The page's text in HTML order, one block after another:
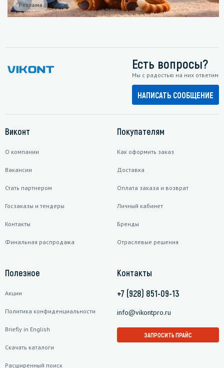
Реклама
Есть вопросы?
Мы с радостью на них ответим
НАПИСАТЬ СООБЩЕНИЕ
Виконт
О компании
Вакансии
Стать партнером
Госзаказы и тендеры
Контакты
Финальная распродажа
Покупателям
Как оформить заказ
Доставка
Оплата заказа и возврат
Личный кабинет
Бренды
Отраслевые решения
Полезное
Акции
Политика конфиденциальности
Briefly in English
Скачать каталоги
Расширенный поиск
Контакты
+7 (928) 851-09-13
info@vikontpro.ru
ЗАПРОСИТЬ ПРАЙС